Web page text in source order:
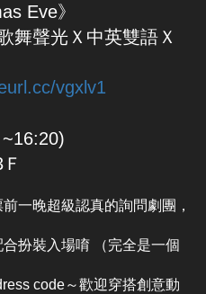
Eve》
舞聲光Ｘ中英雙語Ｘ
vgxlv1
一晚超級認真的詢問劇團，
扮裝入場唷 （完全是一個
code～歡迎穿搭創意動